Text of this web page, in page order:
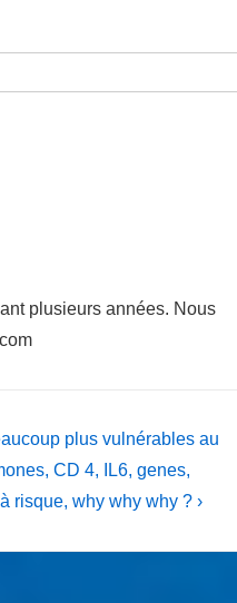
plusieurs années. Nous
plus vulnérables au
CD 4, IL6, genes,
risque, why why why ? ›